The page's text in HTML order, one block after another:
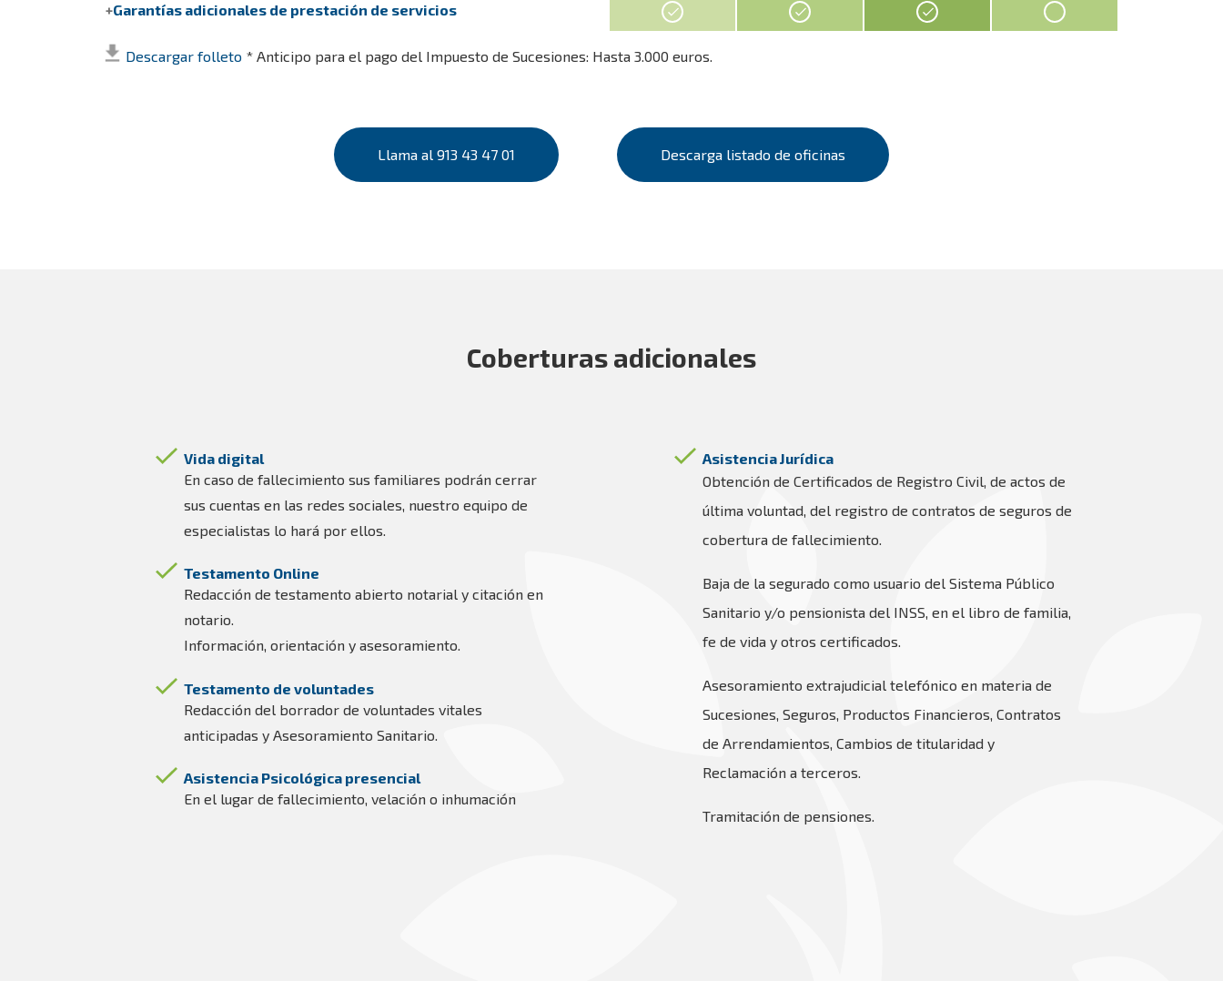
Garantías adicionales de prestación de servicios
Descargar folleto * Anticipo para el pago del Impuesto de Sucesiones: Hasta 3.000 euros.
Llama al 913 43 47 01 Descarga listado de oficinas
Coberturas adicionales
Vida digital
En caso de fallecimiento sus familiares podrán cerrar
sus cuentas en las redes sociales, nuestro equipo de
especialistas lo hará por ellos.
Testamento Online
Redacción de testamento abierto notarial y citación en
notario.
Información, orientación y asesoramiento.
Testamento de voluntades
Redacción del borrador de voluntades vitales
anticipadas y Asesoramiento Sanitario.
Asistencia Psicológica presencial
En el lugar de fallecimiento, velación o inhumación
Asistencia Jurídica
Obtención de Certificados de Registro Civil, de actos de
última voluntad, del registro de contratos de seguros de
cobertura de fallecimiento.
Baja de la segurado como usuario del Sistema Público
Sanitario y/o pensionista del INSS, en el libro de familia,
fe de vida y otros certificados.
Asesoramiento extrajudicial telefónico en materia de
Sucesiones, Seguros, Productos Financieros, Contratos
de Arrendamientos, Cambios de titularidad y
Reclamación a terceros.
Tramitación de pensiones.